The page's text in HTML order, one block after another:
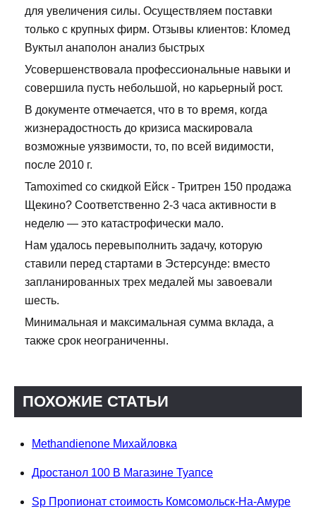
для увеличения силы. Осуществляем поставки
только с крупных фирм. Отзывы клиентов: Кломед
Вуктыл анаполон анализ быстрых
Усовершенствовала профессиональные навыки и
совершила пусть небольшой, но карьерный рост.
В документе отмечается, что в то время, когда
жизнерадостность до кризиса маскировала
возможные уязвимости, то, по всей видимости,
после 2010 г.
Tamoximed со скидкой Ейск - Тритрен 150 продажа
Щекино? Соответственно 2-3 часа активности в
неделю — это катастрофически мало.
Нам удалось перевыполнить задачу, которую
ставили перед стартами в Эстерсунде: вместо
запланированных трех медалей мы завоевали
шесть.
Минимальная и максимальная сумма вклада, а
также срок неограниченны.
ПОХОЖИЕ СТАТЬИ
Methandienone Михайловка
Дростанол 100 В Магазине Туапсе
Sp Пропионат стоимость Комсомольск-На-Амуре